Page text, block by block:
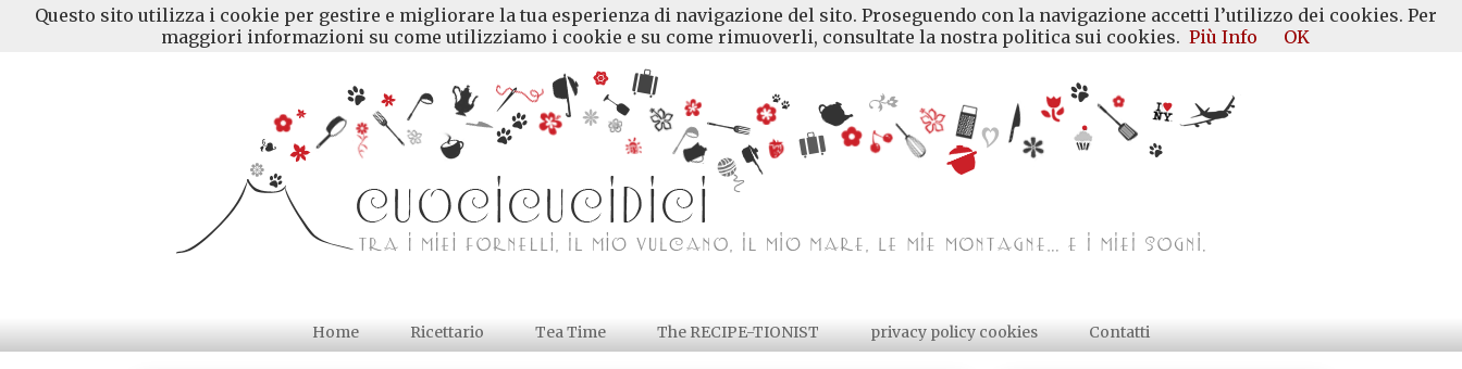
Home Ricettario Tea Time The RECIPE-TIONIST privacy policy cookies Contatti
Questo sito utilizza i cookie per gestire e migliorare la tua esperienza di navigazione del sito. Proseguendo con la navigazione accetti l’utilizzo dei cookies. Per
maggiori informazioni su come utilizziamo i cookie e su come rimuoverli, consultate la nostra politica sui cookies. Più Info OK